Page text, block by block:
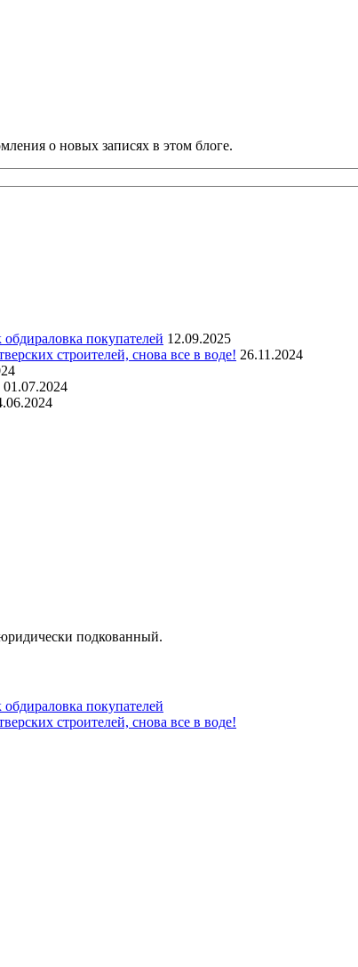
о новых записях в этом блоге.
покупателей 12.09.2025
строителей, снова все в воде! 26.11.2024
01.07.2024
подкованный.
покупателей
строителей, снова все в воде!